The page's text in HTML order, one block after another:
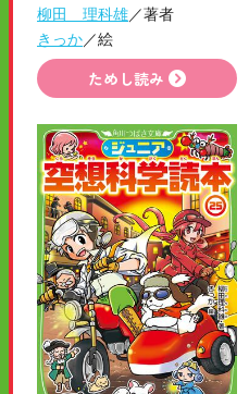
柳田 理科雄／著者
きっか／絵
ためし読み